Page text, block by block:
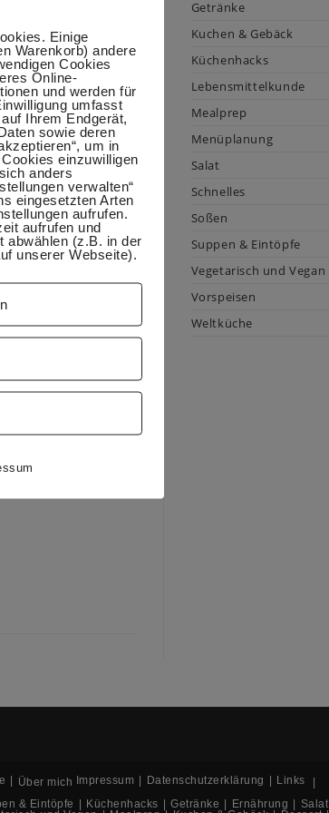
mich geborgen und
die ich in Ägypten
Getränke
Kuchen & Gebäck
Küchenhacks
Lebensmittelkunde
Mealprep
Menüplanung
Salat
Schnelles
Soßen
Suppen & Eintöpfe
Vegetarisch und Vegan
Vorspeisen
Weltküche
Über mich Impressum Datenschutzerklärung
Links
& Eintöpfe
Küchenhacks Getränke Ernährung
Salat
Einige
Warenkorb) andere
Cookies
Online-
und werden für
umfasst
Ihrem Endgerät,
sowie deren
um in
einzuwilligen
anders
verwalten“
eingesetzten Arten
aufrufen.
aufrufen und
abwählen (z.B. in der
unserer Webseite).